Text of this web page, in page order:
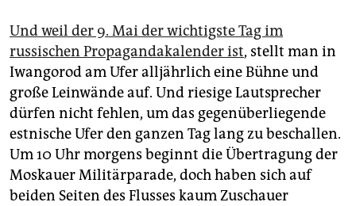
Und weil der 9. Mai der wichtigste Tag im
russischen Propagandakalender ist, stellt man in
Iwangorod am Ufer alljährlich eine Bühne und
große Leinwände auf. Und riesige Lautsprecher
dürfen nicht fehlen, um das gegenüberliegende
estnische Ufer den ganzen Tag lang zu beschallen.
Um 10 Uhr morgens beginnt die Übertragung der
Moskauer Militärparade, doch haben sich auf
beiden Seiten des Flusses kaum Zuschauer